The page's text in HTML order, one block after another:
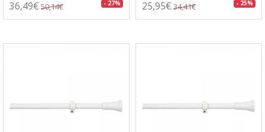
36,49€ 50,14€ - 27% 25,95€ 34,41€ - 25%